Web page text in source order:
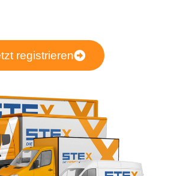
registrieren